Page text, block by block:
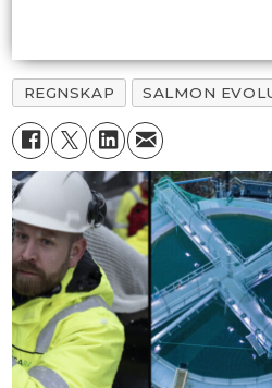
REGNSKAP SALMON